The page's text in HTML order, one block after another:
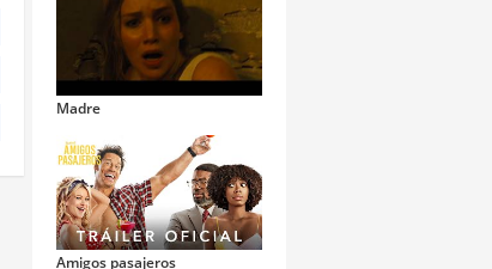
Madre
Amigos pasajeros